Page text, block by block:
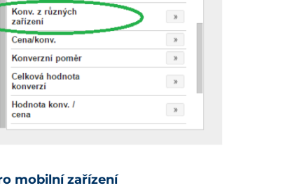
mobilní zařízení